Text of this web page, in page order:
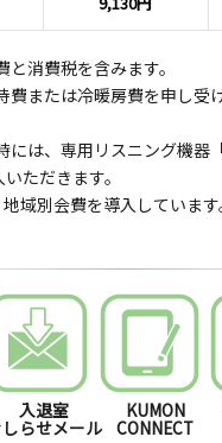
消費税を含みます。
または冷暖房費を申し受
には、専用リスニング機器
ただきます。
域別会費を導入していま
入退室
らせメール
KUMON
CONNECT